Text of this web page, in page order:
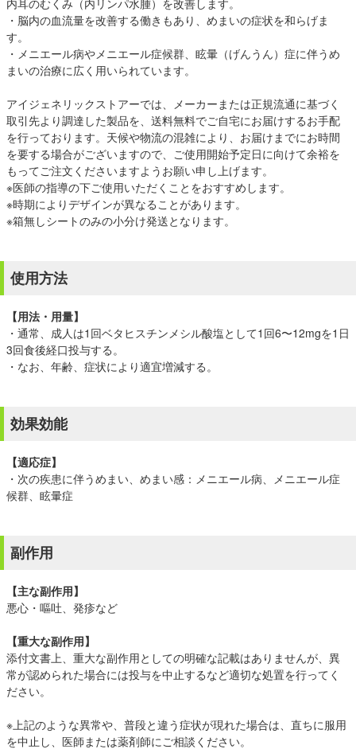
内耳のむくみ（内リンパ水腫）を改善します。
・脳内の血流量を改善する働きもあり、めまいの症状を和らげま
す。
・メニエール病やメニエール症候群、眩暈（げんうん）症に伴うめ
まいの治療に広く用いられています。
アイジェネリックストアーでは、メーカーまたは正規流通に基づく
取引先より調達した製品を、送料無料でご自宅にお届けするお手配
を行っております。天候や物流の混雑により、お届けまでにお時間
を要する場合がございますので、ご使用開始予定日に向けて余裕を
もってご注文くださいますようお願い申し上げます。
※医師の指導の下ご使用いただくことをおすすめします。
※時期によりデザインが異なることがあります。
※箱無しシートのみの小分け発送となります。
使用方法
【用法・用量】
・通常、成人は1回ベタヒスチンメシル酸塩として1回6〜12mgを1日
3回食後経口投与する。
・なお、年齢、症状により適宜増減する。
効果効能
【適応症】
・次の疾患に伴うめまい、めまい感：メニエール病、メニエール症
候群、眩暈症
副作用
【主な副作用】
悪心・嘔吐、発疹など
【重大な副作用】
添付文書上、重大な副作用としての明確な記載はありませんが、異
常が認められた場合には投与を中止するなど適切な処置を行ってく
ださい。
※上記のような異常や、普段と違う症状が現れた場合は、直ちに服用
を中止し、医師または薬剤師にご相談ください。